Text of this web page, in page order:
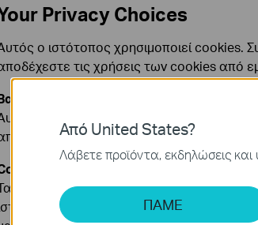
Επιχειρησεις >
Επιχειρησεις >
Επιχειρησεις >
Επιχειρησεις >
Από United States?
Λάβετε προϊόντα, εκδηλώσεις και
ΠΑΜΕ
Privacy Choices
ο ιστότοπος χρησιμοποιεί cookies.
τις χρήσεις των cookies από
Cookies
τα cookie είναι απαραίτητα για τη
στα συστήματά σας.
Ανάλυσης και Μάρκετινγκ
cookie ανάλυσης μας δίνουν τη
μας για να βελτιώσουμε και να